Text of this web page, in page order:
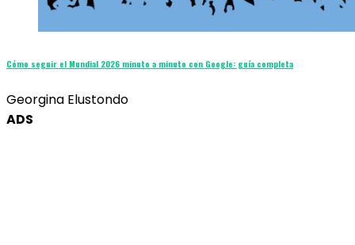
Cómo seguir el Mundial 2026 minuto a minuto con Google: guía completa
Georgina Elustondo
ADS